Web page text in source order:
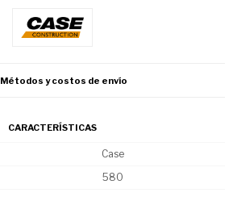
Métodos y costos de envío
CARACTERÍSTICAS
Case
580